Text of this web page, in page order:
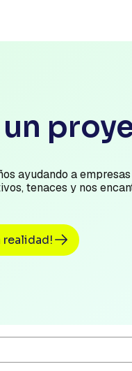
un
ayudando a
tenaces y nos
realidad!